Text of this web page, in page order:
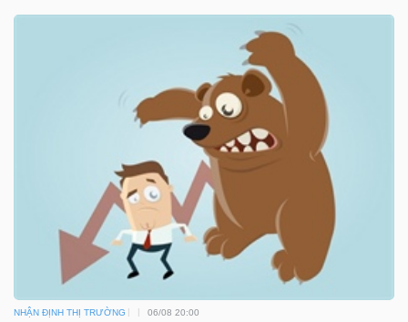
NHẬN ĐỊNH THỊ TRƯỜNG 06/08 20:00